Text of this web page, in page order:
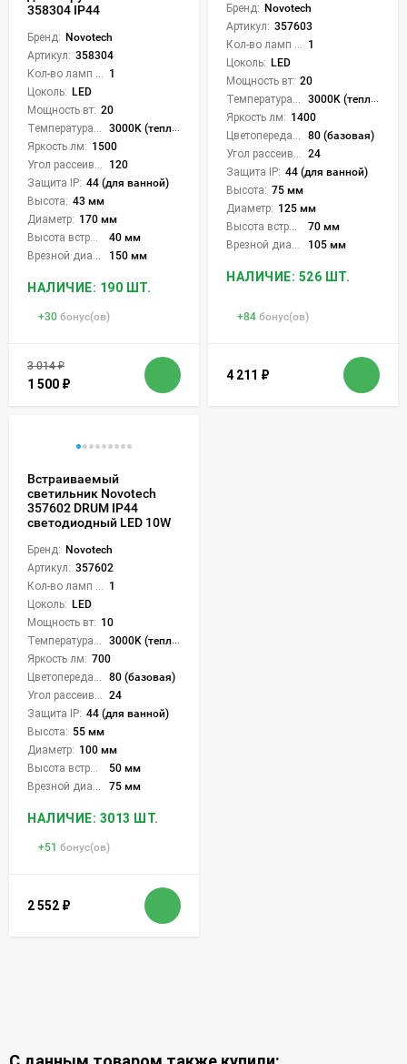
358304 IP44
Бренд: Novotech
Артикул: 358304
Кол-во ламп или LED: 1
Цоколь: LED
Мощность вт: 20
Температура света:
3000K (теплый)
Яркость лм: 1500
Угол рассеивания света °:
120
Защита IP: 44 (для ванной)
Высота: 43 мм
Диаметр: 170 мм
Высота встройки:
40 мм
Врезной диаметр:
150 мм
НАЛИЧИЕ: 190 ШТ.
+30 бонус(ов)
3 014₽
1 500 ₽
Бренд: Novotech
Артикул: 357603
1
Цоколь: LED
Мощность вт: 20
3000K (теплый)
Яркость лм: 1400
80 (базовая)
24
Защита IP: 44 (для ванной)
Высота: 75 мм
Диаметр: 125 мм
70 мм
105 мм
НАЛИЧИЕ: 526 ШТ.
+84 бонус(ов)
4 211 ₽
Встраиваемый
светильник Novotech
357602 DRUM IP44
светодиодный LED 10W
Бренд: Novotech
Артикул: 357602
Кол-во ламп или LED: 1
Цоколь: LED
Мощность вт: 10
Температура света:
3000K (теплый)
Яркость лм: 700
Цветопередача (CRI):
80 (базовая)
Угол рассеивания света °: 24
Защита IP: 44 (для ванной)
Высота: 55 мм
Диаметр: 100 мм
Высота встройки:
50 мм
Врезной диаметр:
75 мм
НАЛИЧИЕ: 3013 ШТ.
+51 бонус(ов)
2 552 ₽